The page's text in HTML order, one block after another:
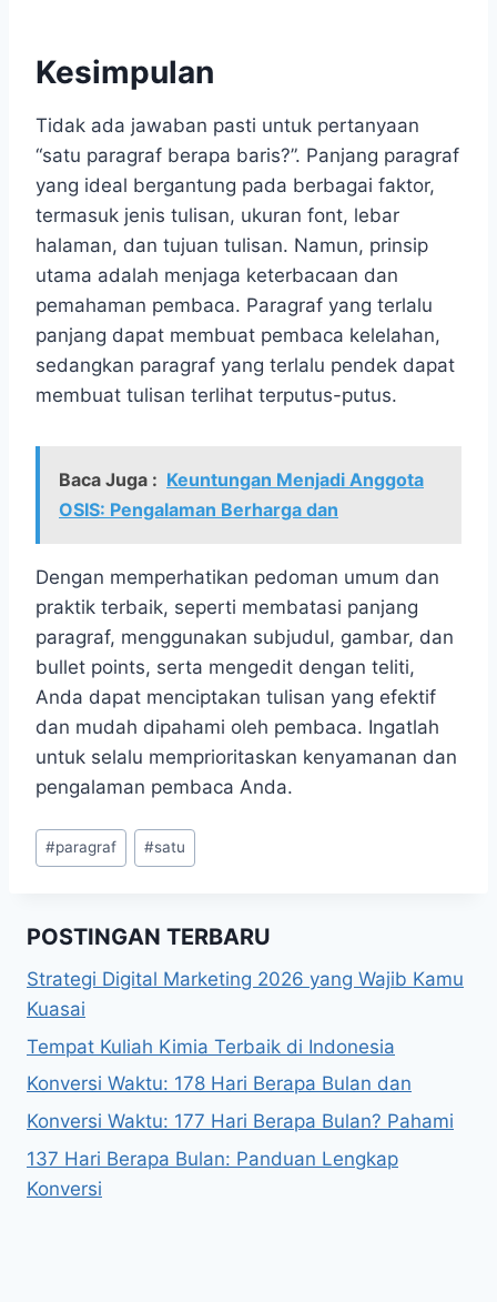
Kesimpulan
Tidak ada jawaban pasti untuk pertanyaan
“satu paragraf berapa baris?”. Panjang paragraf
yang ideal bergantung pada berbagai faktor,
termasuk jenis tulisan, ukuran font, lebar
halaman, dan tujuan tulisan. Namun, prinsip
utama adalah menjaga keterbacaan dan
pemahaman pembaca. Paragraf yang terlalu
panjang dapat membuat pembaca kelelahan,
sedangkan paragraf yang terlalu pendek dapat
membuat tulisan terlihat terputus-putus.
Baca Juga : Keuntungan Menjadi Anggota
OSIS: Pengalaman Berharga dan
Dengan memperhatikan pedoman umum dan
praktik terbaik, seperti membatasi panjang
paragraf, menggunakan subjudul, gambar, dan
bullet points, serta mengedit dengan teliti,
Anda dapat menciptakan tulisan yang efektif
dan mudah dipahami oleh pembaca. Ingatlah
untuk selalu memprioritaskan kenyamanan dan
pengalaman pembaca Anda.
Post
Tags:
#paragraf #satu
POSTINGAN TERBARU
Strategi Digital Marketing 2026 yang Wajib Kamu
Kuasai
Tempat Kuliah Kimia Terbaik di Indonesia
Konversi Waktu: 178 Hari Berapa Bulan dan
Konversi Waktu: 177 Hari Berapa Bulan? Pahami
137 Hari Berapa Bulan: Panduan Lengkap
Konversi